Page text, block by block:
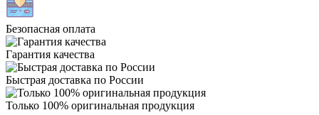
Безопасная оплата
Гарантия качества
Быстрая доставка по России
Только 100% оригинальная продукция